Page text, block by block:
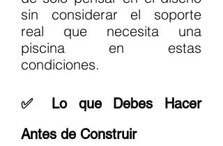
sin considerar el soporte
real que necesita una
piscina en estas
condiciones.
✅ Lo que Debes Hacer
Antes de Construir